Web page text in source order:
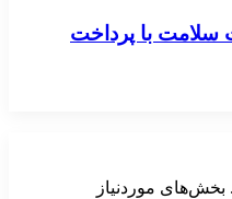
سلامت با پرداخت
بخش‌های موردنیاز